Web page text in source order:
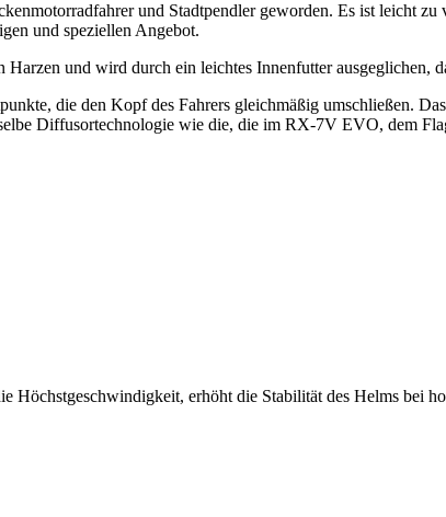
und Stadtpendler geworden. Es ist leicht
und speziellen Angebot.
und wird durch ein leichtes Innenfutter ausgeglichen,
die den Kopf des Fahrers gleichmäßig umschließen.
Diffusortechnologie wie die, die im RX-7V EVO, dem
erhöht die Stabilität des Helms bei